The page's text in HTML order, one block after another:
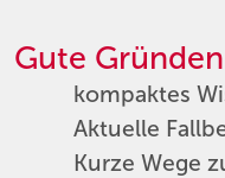
Gute
kompaktes
Aktuelle
Kurze Wege